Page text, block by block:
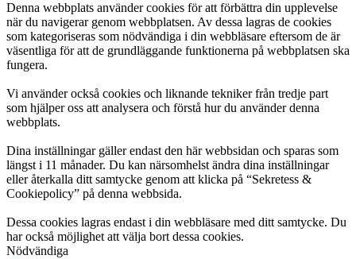
Denna webbplats använder cookies för att förbättra din upplevelse
när du navigerar genom webbplatsen. Av dessa lagras de cookies
som kategoriseras som nödvändiga i din webbläsare eftersom de är
väsentliga för att de grundläggande funktionerna på webbplatsen ska
fungera.
Vi använder också cookies och liknande tekniker från tredje part
som hjälper oss att analysera och förstå hur du använder denna
webbplats.
Dina inställningar gäller endast den här webbsidan och sparas som
längst i 11 månader. Du kan närsomhelst ändra dina inställningar
eller återkalla ditt samtycke genom att klicka på “Sekretess &
Cookiepolicy” på denna webbsida.
Dessa cookies lagras endast i din webbläsare med ditt samtycke. Du
har också möjlighet att välja bort dessa cookies.
Nödvändiga